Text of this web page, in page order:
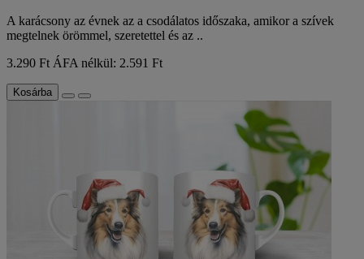
A karácsony az évnek az a csodálatos időszaka, amikor a szívek
megtelnek örömmel, szeretettel és az ..
3.290 Ft ÁFA nélkül: 2.591 Ft
Kosárba